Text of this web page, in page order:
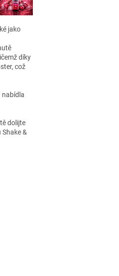
jako
díky
což
nabídla
dolijte
&